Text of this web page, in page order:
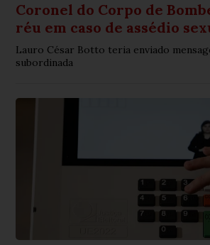
Coronel do Corpo de
réu em caso de assédio
Lauro César Botto teria enviado
subordinada